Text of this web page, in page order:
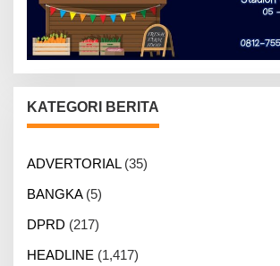
KATEGORI BERITA
ADVERTORIAL(35)
BANGKA(5)
DPRD (217)
HEADLINE (1,417)